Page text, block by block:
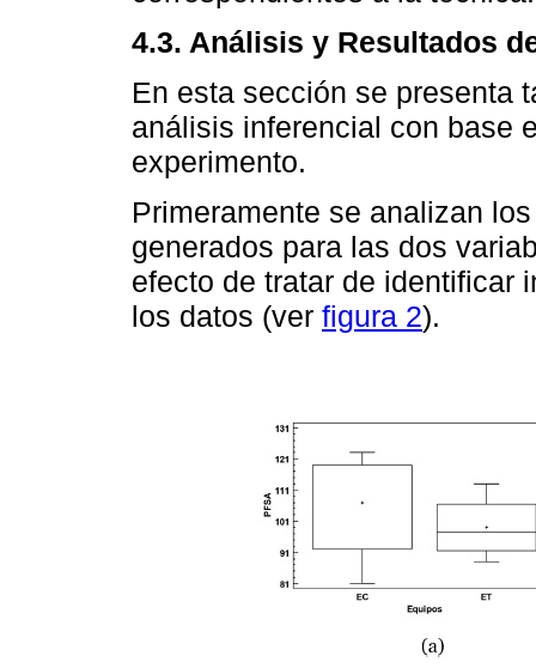
4.3. Análisis y Resultados
En esta sección se presenta
análisis inferencial con base
experimento.
Primeramente se analizan
generados para las dos
efecto de tratar de identificar
los datos (ver figura 2).